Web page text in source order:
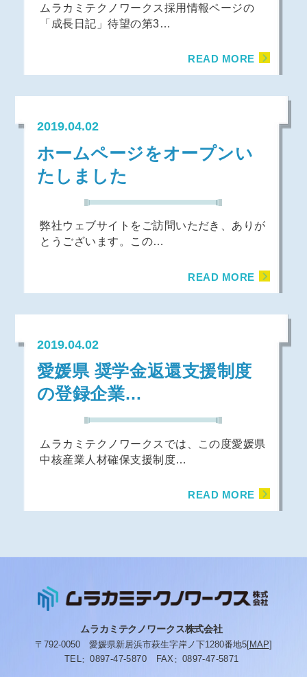
ムラカミテクノワークス採用情報ページの
「成長日記」待望の第3…
READ MORE
2019.04.02
ホームページをオープンい
たしました
弊社ウェブサイトをご訪問いただき、ありが
とうございます。この…
READ MORE
2019.04.02
愛媛県 奨学金返還支援制度
の登録企業…
ムラカミテクノワークスでは、この度愛媛県
中核産業人材確保支援制度…
READ MORE
ムラカミテクノワークス株式会社
〒792-0050 愛媛県新居浜市萩生字岸ノ下1280番地5[MAP]
TEL
0897-47-5870 FAX 0897-47-5871